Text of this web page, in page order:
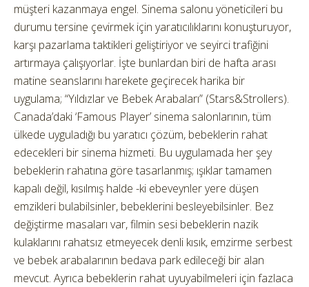
müşteri kazanmaya engel. Sinema salonu yöneticileri bu
durumu tersine çevirmek için yaratıcılıklarını konuşturuyor,
karşı pazarlama taktikleri geliştiriyor ve seyirci trafiğini
artırmaya çalışıyorlar. İşte bunlardan biri de hafta arası
matine seanslarını harekete geçirecek harika bir
uygulama; “Yıldızlar ve Bebek Arabaları” (Stars&Strollers).
Canada’daki ‘Famous Player’ sinema salonlarının, tüm
ülkede uyguladığı bu yaratıcı çözüm, bebeklerin rahat
edecekleri bir sinema hizmeti. Bu uygulamada her şey
bebeklerin rahatına göre tasarlanmış; ışıklar tamamen
kapalı değil, kısılmış halde -ki ebeveynler yere düşen
emzikleri bulabilsinler, bebeklerini besleyebilsinler. Bez
değiştirme masaları var, filmin sesi bebeklerin nazik
kulaklarını rahatsız etmeyecek denli kısık, emzirme serbest
ve bebek arabalarının bedava park edileceği bir alan
mevcut. Ayrıca bebeklerin rahat uyuyabilmeleri için fazlaca